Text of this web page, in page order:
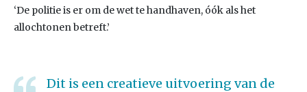
‘De politie is er om de wet te handhaven, óók als het
allochtonen betreft.’
Dit is een creatieve uitvoering van de